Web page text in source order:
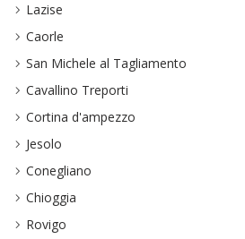
Lazise
Caorle
San Michele al Tagliamento
Cavallino Treporti
Cortina d'ampezzo
Jesolo
Conegliano
Chioggia
Rovigo